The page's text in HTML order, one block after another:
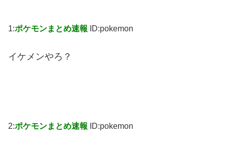
1:ポケモンまとめ速報 ID:pokemon
イケメンやろ？
2:ポケモンまとめ速報 ID:pokemon